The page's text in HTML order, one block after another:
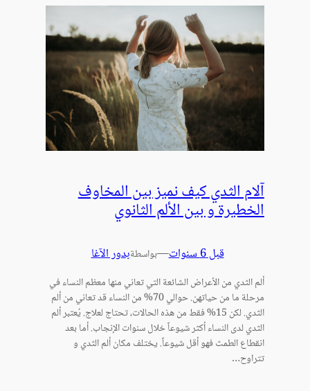
آلام الثدي كيف نميز بين المخاوف
الخطيرة و بين الألم الثانوي
قبل 6 سنوات —بواسطةبدور الآغا
ألم الثدي من الأعراض الشائعة التي تعاني منها معظم النساء في
مرحلة ما من حياتهن. حوالي 70% من النساء قد تعاني من ألم
الثدي. لكن 15% فقط من هذه الحالات، تحتاج لعلاج. يُعتبر ألم
الثدي لدى النساء أكثر شيوعاً خلال سنوات الإنجاب. أما بعد
انقطاع الطمث فهو أقل شيوعاً. يختلف مكان ألم الثدي و
تتراوح…